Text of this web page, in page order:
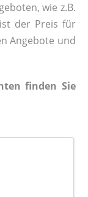
wie z.B.
der Preis für
Angebote und
finden Sie